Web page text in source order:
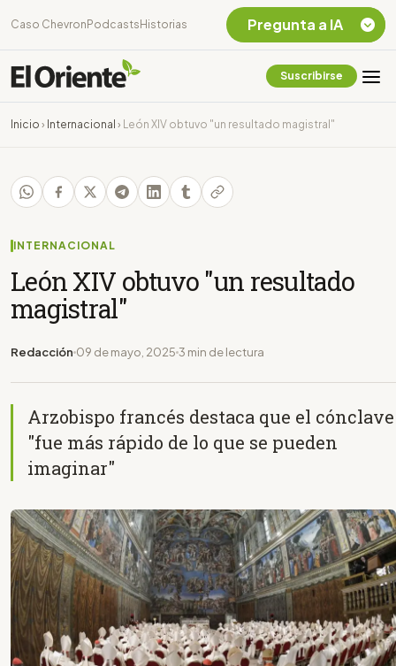
Caso Chevron Podcasts Historias
Suscribirse
Inicio › Internacional › León XIV obtuvo "un resultado magistral"
INTERNACIONAL
León XIV obtuvo "un resultado
magistral"
Redacción 09 de mayo, 2025 3 min de lectura
Arzobispo francés destaca que el cónclave
"fue más rápido de lo que se pueden
imaginar"
Pregunta a IA
Chevron Ecuador